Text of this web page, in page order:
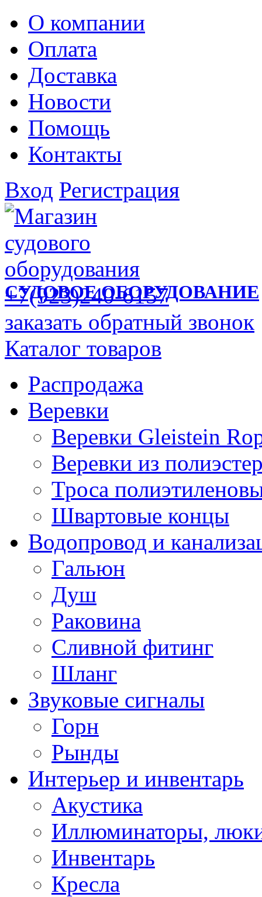
О компании
Оплата
Доставка
Новости
Помощь
Контакты
Вход Регистрация
СУДОВОЕ ОБОРУДОВАНИЕ
+7(923)240-6157
заказать обратный звонок
Каталог товаров
Распродажа
Веревки
Веревки Gleistein
Веревки из
Троса
Швартовые концы
Водопровод и
Гальюн
Душ
Раковина
Сливной фитинг
Шланг
Звуковые сигналы
Горн
Рынды
Интерьер и инвентарь
Акустика
Иллюминаторы,
Инвентарь
Кресла